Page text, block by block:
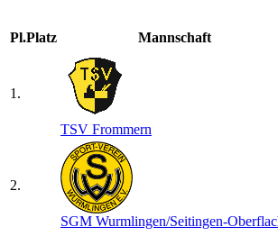
Pl.Platz Mannschaft
1.
TSV Frommern
2.
SGM Wurmlingen/​Seitingen-